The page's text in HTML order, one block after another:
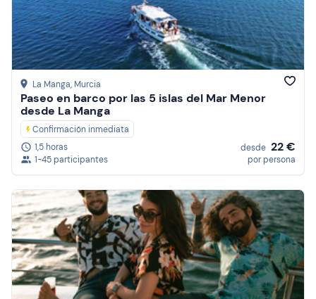
La Manga, Murcia
Paseo en barco por las 5 islas del Mar Menor
desde La Manga
Confirmación inmediata
1,5 horas
1-45 participantes
desde 22 €
por persona